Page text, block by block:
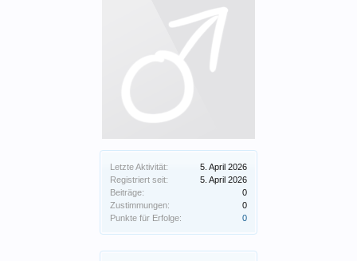
Letzte Aktivität:
5. April 2026
Registriert seit:
5. April 2026
Beiträge:
0
Zustimmungen:
0
Punkte für Erfolge:
0